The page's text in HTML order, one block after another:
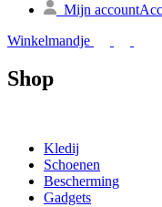
Mijn account
Winkelmandje
Shop
Kledij
Schoenen
Bescherming
Gadgets